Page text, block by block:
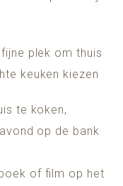
plek om thuis
keuken kiezen
te koken,
op de bank
of film op het